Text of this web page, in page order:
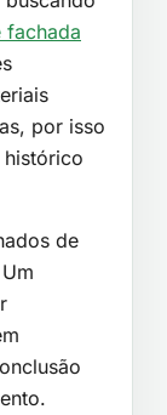
fachada
por isso
histórico
de